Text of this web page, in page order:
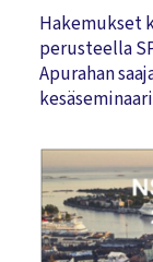
Hakemukset
perusteella
Apurahan